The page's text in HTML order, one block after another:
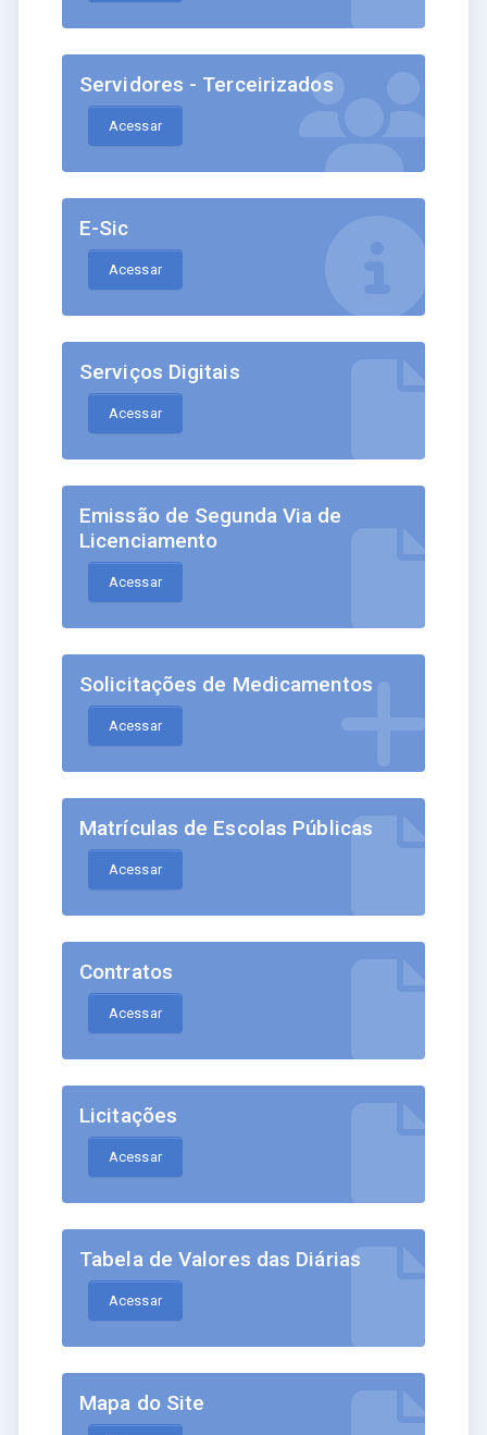
Servidores - Terceirizados
Acessar
E-Sic
Acessar
Serviços Digitais
Acessar
Emissão de Segunda Via de
Licenciamento
Acessar
Solicitações de Medicamentos
Acessar
Matrículas de Escolas Públicas
Acessar
Contratos
Acessar
Licitações
Acessar
Tabela de Valores das Diárias
Acessar
Mapa do Site